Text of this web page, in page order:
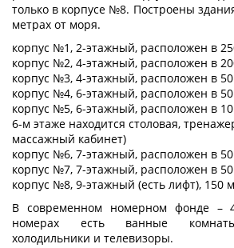
только в корпусе №8. Построены
метрах от моря.
корпус №1, 2-этажный, расположен в
корпус №2, 4-этажный, расположен в
корпус №3, 4-этажный, расположен в
корпус №4, 6-этажный, расположен в
корпус №5, 6-этажный, расположен в
6-м этаже находится столовая,
массажный кабинет)
корпус №6, 7-этажный, расположен в
корпус №7, 7-этажный, расположен в
корпус №8, 9-этажный (есть лифт), 150
В современном номерном фонде –
номерах есть ванные
холодильники и телевизоры.